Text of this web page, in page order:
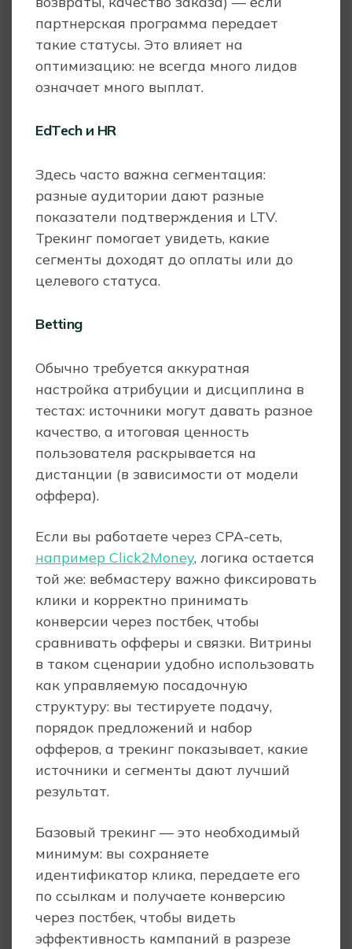
партнерская программа передает
такие статусы. Это влияет на
оптимизацию: не всегда много лидов
означает много выплат.
EdTech и HR
Здесь часто важна сегментация:
разные аудитории дают разные
показатели подтверждения и LTV.
Трекинг помогает увидеть, какие
сегменты доходят до оплаты или до
целевого статуса.
Betting
Обычно требуется аккуратная
настройка атрибуции и дисциплина в
тестах: источники могут давать разное
качество, а итоговая ценность
пользователя раскрывается на
дистанции (в зависимости от модели
оффера).
Если вы работаете через CPA-сеть,
например Click2Money, логика остается
той же: вебмастеру важно фиксировать
клики и корректно принимать
конверсии через постбек, чтобы
сравнивать офферы и связки. Витрины
в таком сценарии удобно использовать
как управляемую посадочную
структуру: вы тестируете подачу,
порядок предложений и набор
офферов, а трекинг показывает, какие
источники и сегменты дают лучший
результат.
Базовый трекинг — это необходимый
минимум: вы сохраняете
идентификатор клика, передаете его
по ссылкам и получаете конверсию
через постбек, чтобы видеть
эффективность кампаний в разрезе